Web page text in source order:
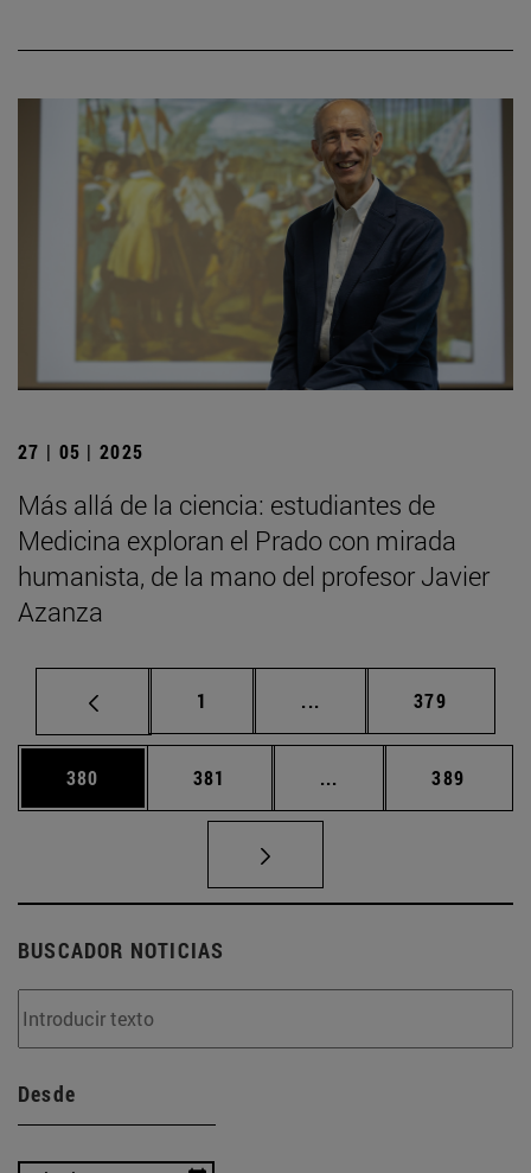
27 | 05 | 2025
Más allá de la ciencia: estudiantes de
Medicina exploran el Prado con mirada
humanista, de la mano del profesor Javier
Azanza
Página
1 ... Páginas intermedias
Página
379
Página
380 Página
381 ... Páginas intermedias
Página
389
BUSCADOR NOTICIAS
Desde